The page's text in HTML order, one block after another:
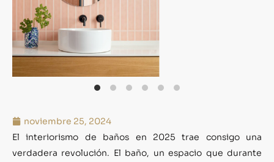
noviembre 25, 2024
El interiorismo de baños en 2025 trae consigo una
verdadera revolución. El baño, un espacio que durante